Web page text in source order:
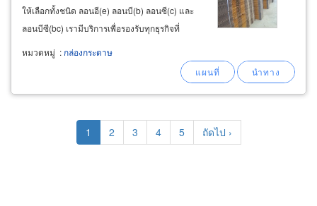
ให้เลือกทั้งชนิด ลอนอี(e) ลอนบี(b) ลอนซี(c) และ
ลอนบีซี(bc) เรามีบริการเพื่อรองรับทุกธุรกิจที่
กว่า 21 ปี เราช่วยแนะนำให้เหมาะสมกับภาพ
หมวดหมู่ : กล่องกระดาษ
Pagination Current
page
1 Page
2 Page
3 Page
4 Page
5
Next
page
ถัดไป ›